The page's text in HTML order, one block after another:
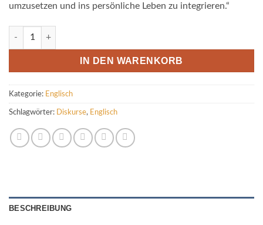
umzusetzen und ins persönliche Leben zu integrieren.“
Niti Mala in englischer Ausgabe Menge
IN DEN WARENKORB
Kategorie: Englisch
Schlagwörter: Diskurse, Englisch
BESCHREIBUNG